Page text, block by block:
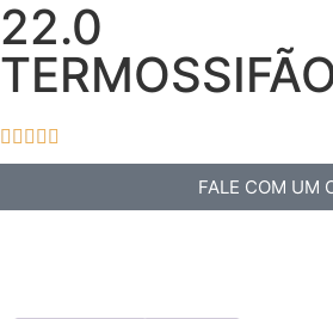
22.0
    
FALE COM UM